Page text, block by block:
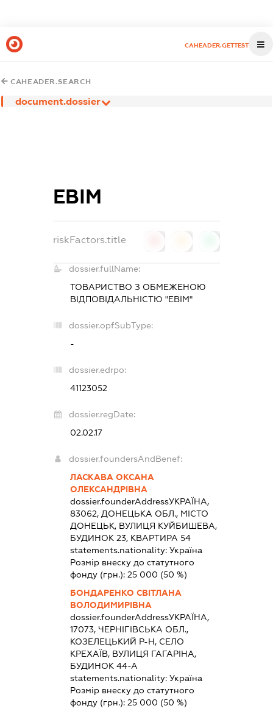
CAHEADER.GETTEST
CAHEADER.SEARCH
document.dossier
ЕВІМ
riskFactors.title
dossier.fullName:
ТОВАРИСТВО З ОБМЕЖЕНОЮ
ВІДПОВІДАЛЬНІСТЮ "ЕВІМ"
dossier.opfSubType:
-
dossier.edrpo:
41123052
dossier.regDate:
02.02.17
dossier.foundersAndBenef:
ЛАСКАВА ОКСАНА
ОЛЕКСАНДРІВНА
dossier.founderAddressУКРАЇНА,
83062, ДОНЕЦЬКА ОБЛ., МІСТО
ДОНЕЦЬК, ВУЛИЦЯ КУЙБИШЕВА,
БУДИНОК 23, КВАРТИРА 54
statements.nationality:Україна
Розмір внеску до статутного
фонду (грн.):25 000 (50 %)
БОНДАРЕНКО СВІТЛАНА
ВОЛОДИМИРІВНА
dossier.founderAddressУКРАЇНА,
17073, ЧЕРНІГІВСЬКА ОБЛ.,
КОЗЕЛЕЦЬКИЙ Р-Н, СЕЛО
КРЕХАЇВ, ВУЛИЦЯ ГАГАРІНА,
БУДИНОК 44-А
statements.nationality:Україна
Розмір внеску до статутного
фонду (грн.):25 000 (50 %)